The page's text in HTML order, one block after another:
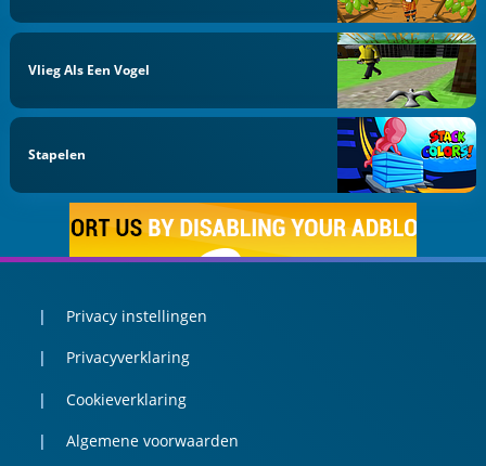
Vlieg Als Een Vogel
Stapelen
Privacy instellingen
Privacyverklaring
Cookieverklaring
Algemene voorwaarden